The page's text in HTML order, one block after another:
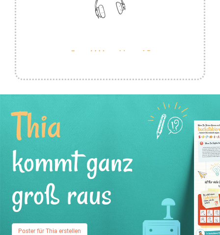
Thia
kommt ganz
groß raus
Poster für Thia erstellen